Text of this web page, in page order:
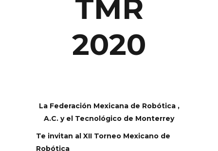
TMR
2020
La Federación Mexicana de Robótica ,
A.C. y el Tecnológico de Monterrey
Te invitan al XII Torneo Mexicano de
Robótica